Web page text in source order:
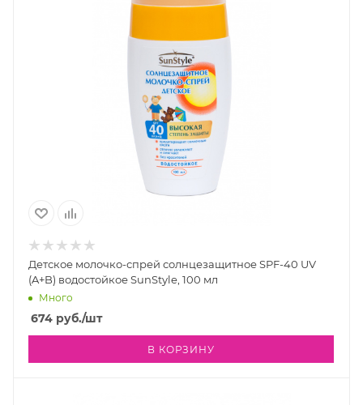
Детское молочко-спрей солнцезащитное SPF-40 UV
(A+B) водостойкое SunStyle, 100 мл
Много
674 руб./шт
В КОРЗИНУ